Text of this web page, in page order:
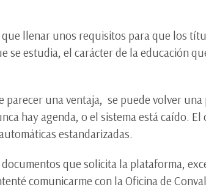
llenar unos requisitos para que los
se estudia, el carácter de la educación
una ventaja, se puede volver
hay agenda, o el sistema está caído. El
estandarizadas.
que solicita la plataforma,
comunicarme con la Oficina de